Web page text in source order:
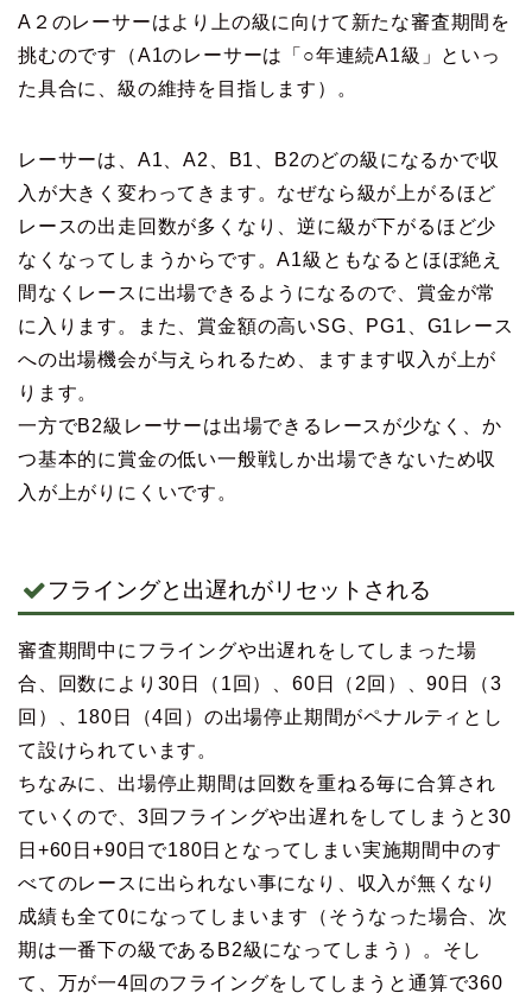
A２のレーサーはより上の級に向けて新たな審査期間を
挑むのです（A1のレーサーは「○年連続A1級」といっ
た具合に、級の維持を目指します）。
レーサーは、A1、A2、B1、B2のどの級になるかで収
入が大きく変わってきます。なぜなら級が上がるほど
レースの出走回数が多くなり、逆に級が下がるほど少
なくなってしまうからです。A1級ともなるとほぼ絶え
間なくレースに出場できるようになるので、賞金が常
に入ります。また、賞金額の高いSG、PG1、G1レース
への出場機会が与えられるため、ますます収入が上が
ります。
一方でB2級レーサーは出場できるレースが少なく、か
つ基本的に賞金の低い一般戦しか出場できないため収
入が上がりにくいです。
フライングと出遅れがリセットされる
審査期間中にフライングや出遅れをしてしまった場
合、回数により30日（1回）、60日（2回）、90日（3
回）、180日（4回）の出場停止期間がペナルティとし
て設けられています。
ちなみに、出場停止期間は回数を重ねる毎に合算され
ていくので、3回フライングや出遅れをしてしまうと30
日+60日+90日で180日となってしまい実施期間中のす
べてのレースに出られない事になり、収入が無くなり
成績も全て0になってしまいます（そうなった場合、次
期は一番下の級であるB2級になってしまう）。そし
て、万が一4回のフライングをしてしまうと通算で360